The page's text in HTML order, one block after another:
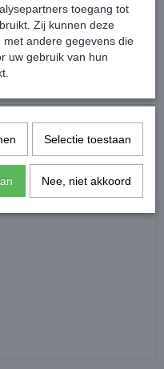
toegang tot
Zij kunnen deze
andere gegevens die
uw gebruik van hun
Selectie toestaan
Nee, niet akkoord